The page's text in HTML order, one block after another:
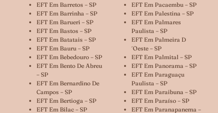
EFT Em Barretos – SP
EFT Em Barrinha – SP
EFT Em Barueri – SP
EFT Em Bastos – SP
EFT Em Batatais – SP
EFT Em Bauru – SP
EFT Em Bebedouro – SP
EFT Em Bento De Abreu
– SP
EFT Em Bernardino De
Campos – SP
EFT Em Bertioga – SP
EFT Em Bilac – SP
EFT Em Pacaembu – SP
EFT Em Palestina – SP
EFT Em Palmares
Paulista – SP
EFT Em Palmeira D
´oeste – SP
EFT Em Palmital – SP
EFT Em Panorama – SP
EFT Em Paraguaçu
Paulista – SP
EFT Em Paraibuna – SP
EFT Em Paraíso – SP
EFT Em Paranapanema –